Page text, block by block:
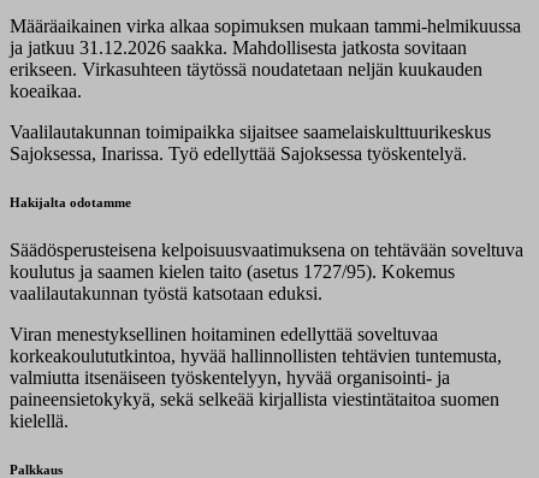
Määräaikainen virka alkaa sopimuksen mukaan tammi-helmikuussa
ja jatkuu 31.12.2026 saakka. Mahdollisesta jatkosta sovitaan
erikseen. Virkasuhteen täytössä noudatetaan neljän kuukauden
koeaikaa.
Vaalilautakunnan toimipaikka sijaitsee saamelaiskulttuurikeskus
Sajoksessa, Inarissa. Työ edellyttää Sajoksessa työskentelyä.
Hakijalta odotamme
Säädösperusteisena kelpoisuusvaatimuksena on tehtävään soveltuva
koulutus ja saamen kielen taito (asetus 1727/95). Kokemus
vaalilautakunnan työstä katsotaan eduksi.
Viran menestyksellinen hoitaminen edellyttää soveltuvaa
korkeakoulututkintoa, hyvää hallinnollisten tehtävien tuntemusta,
valmiutta itsenäiseen työskentelyyn, hyvää organisointi- ja
paineensietokykyä, sekä selkeää kirjallista viestintätaitoa suomen
kielellä.
Palkkaus